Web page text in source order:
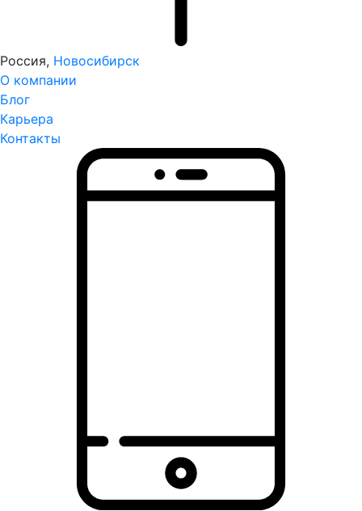
Россия, Новосибирск
О компании
Блог
Карьера
Контакты